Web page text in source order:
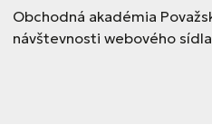
Obchodná akadémia
návštevnosti webového